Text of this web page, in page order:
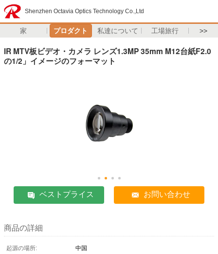
Shenzhen Octavia Optics Technology Co.,Ltd
家 プロダクト 私達について 工場旅行 >>
IR MTV板ビデオ・カメラ レンズ1.3MP 35mm M12台紙F2.0
の1/2」イメージのフォーマット
ベストプライス お問い合わせ
商品の詳細
起源の場所:
中国